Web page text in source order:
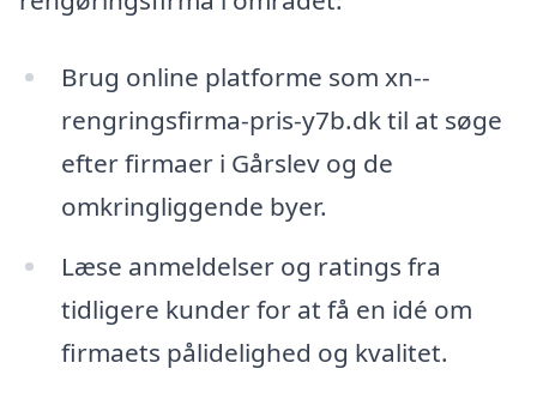
Brug online platforme som xn--
rengringsfirma-pris-y7b.dk til at søge
efter firmaer i Gårslev og de
omkringliggende byer.
Læse anmeldelser og ratings fra
tidligere kunder for at få en idé om
firmaets pålidelighed og kvalitet.